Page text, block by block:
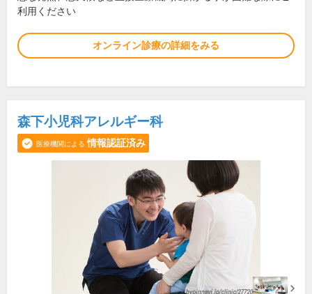
利用ください
オンライン診療の詳細をみる
森下小児科アレルギー科
医療機関による 情報認証済み